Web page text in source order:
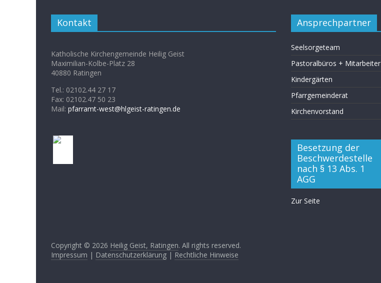
Kontakt
Katholische Kirchengemeinde Heilig Geist
Maximilian-Kolbe-Platz 28
40880 Ratingen
Tel.: 02102.44 27 17
Fax: 02102.47 50 23
Mail: pfarramt-west@hlgeist-ratingen.de
Ansprechpartner
Seelsorgeteam
Pastoralbüros + Mitarbeiter
Kindergärten
Pfarrgemeinderat
Kirchenvorstand
Besetzung der
Beschwerdestelle
nach § 13 Abs. 1
AGG
Zur Seite
Copyright © 2026 Heilig Geist, Ratingen. All rights reserved.
Impressum | Datenschutzerklärung | Rechtliche Hinweise